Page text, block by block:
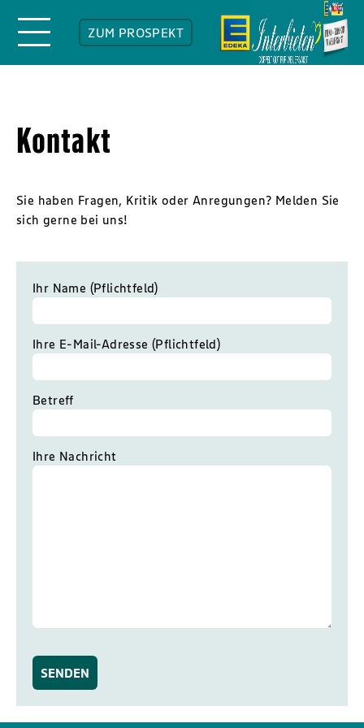
ZUM PROSPEKT
Kontakt
Sie haben Fragen, Kritik oder Anregungen? Melden Sie
sich gerne bei uns!
Ihr Name (Pflichtfeld)
Ihre E-Mail-Adresse (Pflichtfeld)
Betreff
Ihre Nachricht